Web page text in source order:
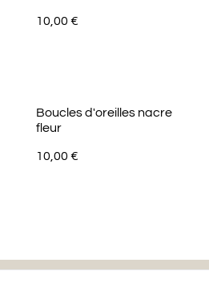
10,00 €
Boucles d'oreilles nacre
fleur
10,00 €